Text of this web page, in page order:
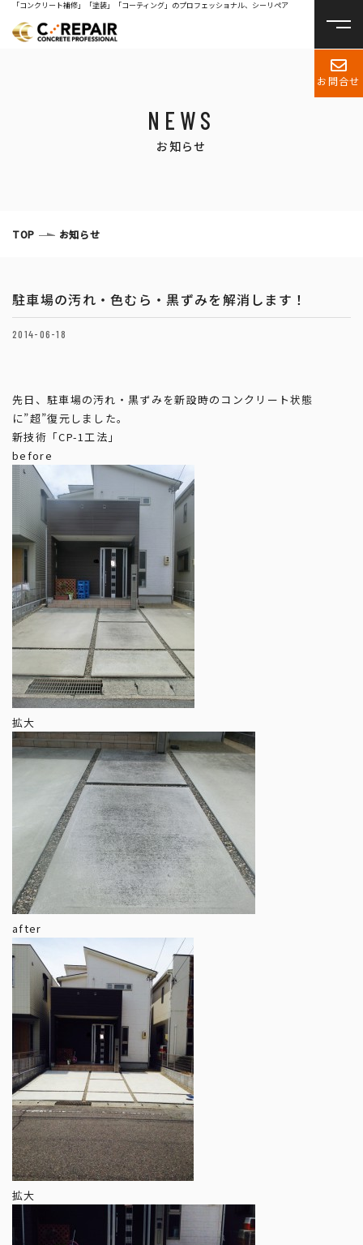
「コンクリート補修」「塗装」「コーティング」のプロフェッショナル、シーリペア
お問合せ
NEWS
お知らせ
TOP お知らせ
駐車場の汚れ・色むら・黒ずみを解消します！
2014-06-18
先日、駐車場の汚れ・黒ずみを新設時のコンクリート状態
に”超”復元しました。
新技術「CP-1工法」
before
拡大
after
拡大